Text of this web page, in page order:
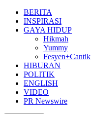
BERITA
INSPIRASI
GAYA HIDUP
Hikmah
Yummy
Fesyen+Cantik
HIBURAN
POLITIK
ENGLISH
VIDEO
PR Newswire